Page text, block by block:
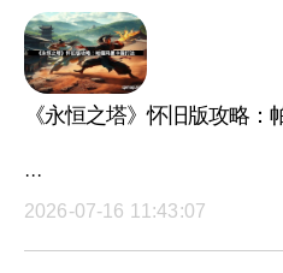
《永恒之塔》怀旧版攻略：
···
2026-07-16 11:43:07